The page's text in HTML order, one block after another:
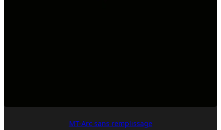
MT-Arc sans remplissage